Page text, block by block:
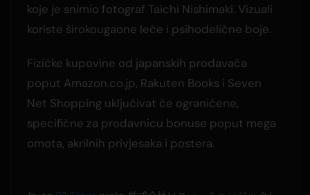
koje je snimio fotograf Taichi Nishimaki. Vizuali
koriste širokougaone leće i psihodelične boje.
Fizičke kupovine od japanskih prodavača
poput Amazon.co.jp, Rakuten Books i Seven
Net Shopping uključivat će ograničene,
specifične za prodavnicu bonuse poput mega
omota, akrilnih privjesaka i postera.